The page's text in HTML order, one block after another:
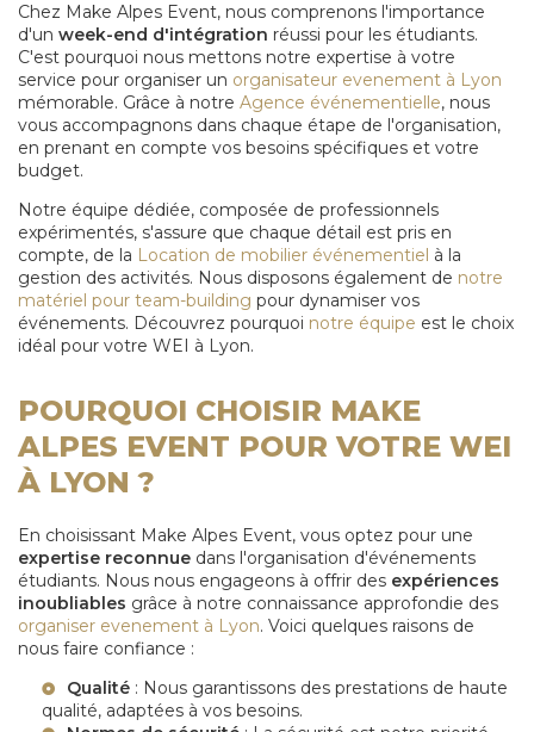
Chez Make Alpes Event, nous comprenons l'importance
d'un week-end d'intégration réussi pour les étudiants.
C'est pourquoi nous mettons notre expertise à votre
service pour organiser un organisateur evenement à Lyon
mémorable. Grâce à notre Agence événementielle, nous
vous accompagnons dans chaque étape de l'organisation,
en prenant en compte vos besoins spécifiques et votre
budget.
Notre équipe dédiée, composée de professionnels
expérimentés, s'assure que chaque détail est pris en
compte, de la Location de mobilier événementiel à la
gestion des activités. Nous disposons également de notre
matériel pour team-building pour dynamiser vos
événements. Découvrez pourquoi notre équipe est le choix
idéal pour votre WEI à Lyon.
POURQUOI CHOISIR MAKE
ALPES EVENT POUR VOTRE WEI
À LYON ?
En choisissant Make Alpes Event, vous optez pour une
expertise reconnue dans l'organisation d'événements
étudiants. Nous nous engageons à offrir des expériences
inoubliables grâce à notre connaissance approfondie des
organiser evenement à Lyon. Voici quelques raisons de
nous faire confiance :
Qualité : Nous garantissons des prestations de haute
qualité, adaptées à vos besoins.